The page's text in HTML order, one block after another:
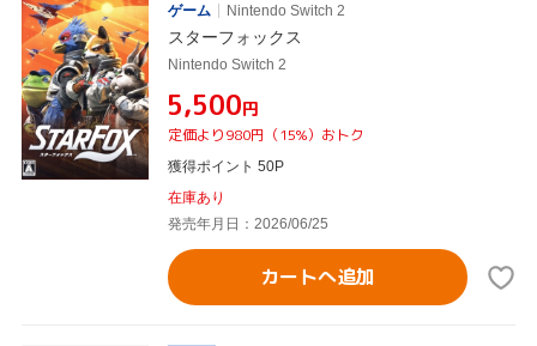
ゲーム
Nintendo Switch 2
スターフォックス
Nintendo Switch 2
¥5,500円
定価より980円（15%）おトク
獲得ポイント 50P
在庫あり
発売年月日：2026/06/25
カートへ追加